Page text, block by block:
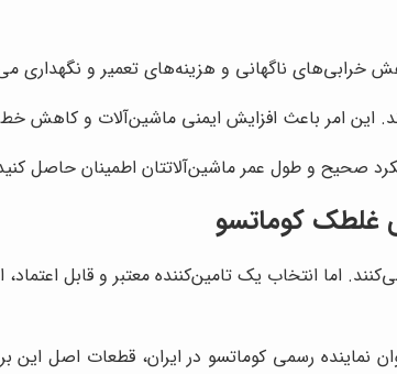
خرابی‌های ناگهانی و هزینه‌های تعمیر و نگهداری
این امر باعث افزایش ایمنی ماشین‌آلات و کاهش
صحیح و طول عمر ماشین‌آلاتتان اطمینان حاصل
غلطک کوماتسو
اما انتخاب یک تامین‌کننده معتبر و قابل
نماینده رسمی کوماتسو در ایران، قطعات اصل این